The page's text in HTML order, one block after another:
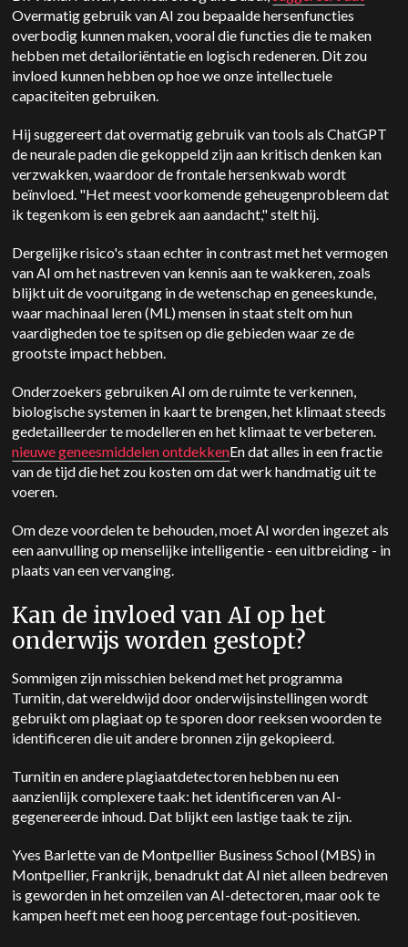
Overmatig gebruik van AI zou bepaalde hersenfuncties
overbodig kunnen maken, vooral die functies die te maken
hebben met detailoriëntatie en logisch redeneren. Dit zou
invloed kunnen hebben op hoe we onze intellectuele
capaciteiten gebruiken.
Hij suggereert dat overmatig gebruik van tools als ChatGPT
de neurale paden die gekoppeld zijn aan kritisch denken kan
verzwakken, waardoor de frontale hersenkwab wordt
beïnvloed. "Het meest voorkomende geheugenprobleem dat
ik tegenkom is een gebrek aan aandacht," stelt hij.
Dergelijke risico's staan echter in contrast met het vermogen
van AI om het nastreven van kennis aan te wakkeren, zoals
blijkt uit de vooruitgang in de wetenschap en geneeskunde,
waar machinaal leren (ML) mensen in staat stelt om hun
vaardigheden toe te spitsen op die gebieden waar ze de
grootste impact hebben.
Onderzoekers gebruiken AI om de ruimte te verkennen,
biologische systemen in kaart te brengen, het klimaat steeds
gedetailleerder te modelleren en het klimaat te verbeteren.
nieuwe geneesmiddelen ontdekkenEn dat alles in een fractie
van de tijd die het zou kosten om dat werk handmatig uit te
voeren.
Om deze voordelen te behouden, moet AI worden ingezet als
een aanvulling op menselijke intelligentie - een uitbreiding - in
plaats van een vervanging.
Kan de invloed van AI op het
onderwijs worden gestopt?
Sommigen zijn misschien bekend met het programma
Turnitin, dat wereldwijd door onderwijsinstellingen wordt
gebruikt om plagiaat op te sporen door reeksen woorden te
identificeren die uit andere bronnen zijn gekopieerd.
Turnitin en andere plagiaatdetectoren hebben nu een
aanzienlijk complexere taak: het identificeren van AI-
gegenereerde inhoud. Dat blijkt een lastige taak te zijn.
Yves Barlette van de Montpellier Business School (MBS) in
Montpellier, Frankrijk, benadrukt dat AI niet alleen bedreven
is geworden in het omzeilen van AI-detectoren, maar ook te
kampen heeft met een hoog percentage fout-positieven.